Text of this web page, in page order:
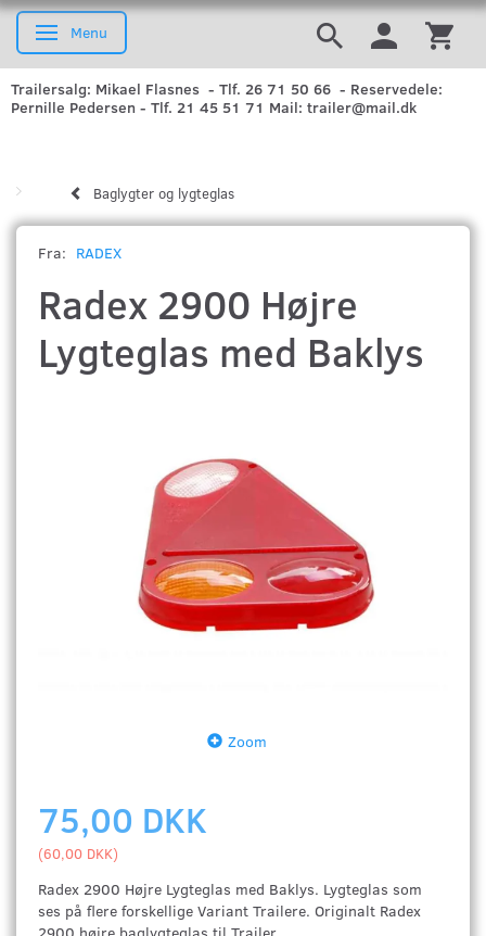
Skifte navigation
Menu
Trailersalg: Mikael Flasnes - Tlf. 26 71 50 66 - Reservedele:
Pernille Pedersen - Tlf. 21 45 51 71 Mail: trailer@mail.dk
Baglygter og lygteglas
Fra: RADEX
Radex 2900 Højre
Lygteglas med Baklys
Zoom
75,00 DKK
(60,00 DKK)
Radex 2900 Højre Lygteglas med Baklys. Lygteglas som
ses på flere forskellige Variant Trailere. Originalt Radex
2900 højre baglygteglas til Trailer